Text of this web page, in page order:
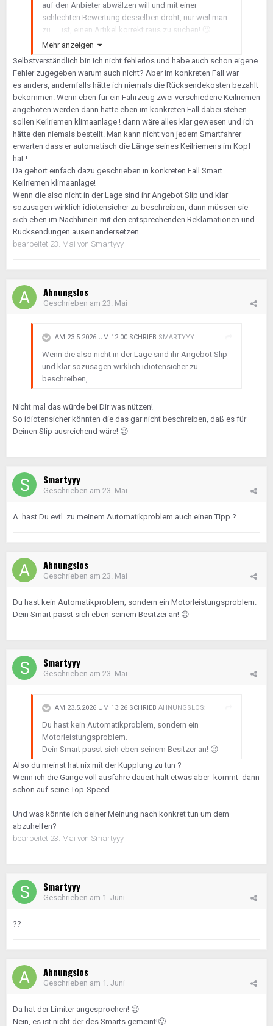
auf den Anbieter abwälzen will und mit einer
schlechten Bewertung desselben droht, nur weil man
zu .... ist, einen Artikel korrekt raus zu suchen! 🙄
Mehr anzeigen
Selbstverständlich bin ich nicht fehlerlos und habe auch schon eigene
Fehler zugegeben warum auch nicht? Aber im konkreten Fall war
es anders, andernfalls hätte ich niemals die Rücksendekosten bezahlt
bekommen. Wenn eben für ein Fahrzeug zwei verschiedene Keilriemen
angeboten werden dann hätte eben im konkreten Fall dabei stehen
sollen Keilriemen klimaanlage ! dann wäre alles klar gewesen und ich
hätte den niemals bestellt. Man kann nicht von jedem Smartfahrer
erwarten dass er automatisch die Länge seines Keilriemens im Kopf
hat !
Da gehört einfach dazu geschrieben in konkreten Fall Smart
Keilriemen klimaanlage!
Wenn die also nicht in der Lage sind ihr Angebot Slip und klar
sozusagen wirklich idiotensicher zu beschreiben, dann müssen sie
sich eben im Nachhinein mit den entsprechenden Reklamationen und
Rücksendungen auseinandersetzen.
bearbeitet 23. Mai von Smartyyy
Ahnungslos
Geschrieben am 23. Mai
AM 23.5.2026 UM 12:00 SCHRIEB SMARTYYY:
Wenn die also nicht in der Lage sind ihr Angebot Slip
und klar sozusagen wirklich idiotensicher zu
beschreiben,
Nicht mal das würde bei Dir was nützen!
So idiotensicher könnten die das gar nicht beschreiben, daß es für
Deinen Slip ausreichend wäre! 😉
Smartyyy
Geschrieben am 23. Mai
A. hast Du evtl. zu meinem Automatikproblem auch einen Tipp ?
Ahnungslos
Geschrieben am 23. Mai
Du hast kein Automatikproblem, sondern ein Motorleistungsproblem.
Dein Smart passt sich eben seinem Besitzer an! 😉
Smartyyy
Geschrieben am 23. Mai
AM 23.5.2026 UM 13:26 SCHRIEB AHNUNGSLOS:
Du hast kein Automatikproblem, sondern ein
Motorleistungsproblem.
Dein Smart passt sich eben seinem Besitzer an! 😉
Also du meinst hat nix mit der Kupplung zu tun ?
Wenn ich die Gänge voll ausfahre dauert halt etwas aber kommt dann
schon auf seine Top-Speed...
Und was könnte ich deiner Meinung nach konkret tun um dem
abzuhelfen?
bearbeitet 23. Mai von Smartyyy
Smartyyy
Geschrieben am 1. Juni
??
Ahnungslos
Geschrieben am 1. Juni
Da hat der Limiter angesprochen! 😉
Nein, es ist nicht der des Smarts gemeint!🙂